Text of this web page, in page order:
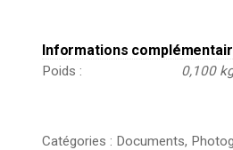
Informations
Poids 0,100
Catégories : Documents,